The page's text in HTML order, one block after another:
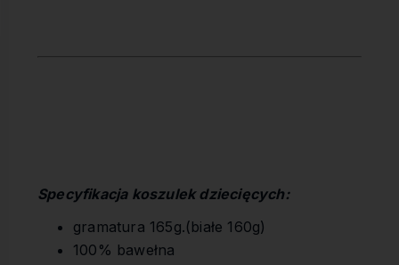
Specyfikacja koszulek dziecięcych:
gramatura 165g.(białe 160g)
100% bawełna